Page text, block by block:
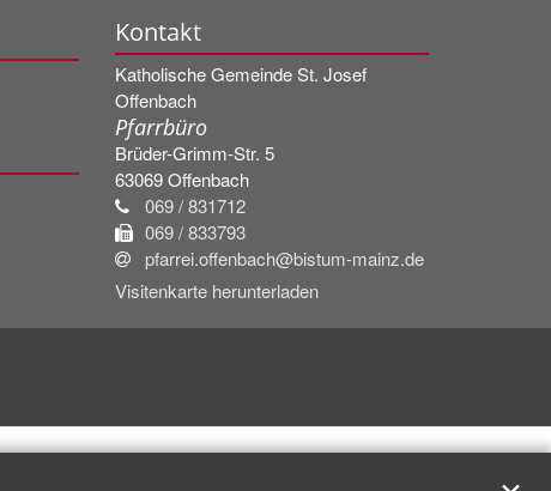
Kontakt
Katholische Gemeinde St. Josef
Offenbach
Pfarrbüro
Brüder-Grimm-Str. 5
63069Offenbach
069 / 831712
069 / 833793
pfarrei.offenbach@bistum-mainz.de
Visitenkarte herunterladen